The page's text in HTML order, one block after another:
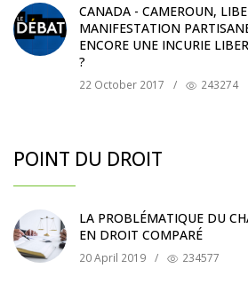
CANADA - CAMEROUN,
MANIFESTATION
ENCORE UNE INCURIE
?
22 October 2017 / 243274
POINT DU DROIT
LA PROBLÉMATIQUE DU
EN DROIT COMPARÉ
20 April 2019 / 234577